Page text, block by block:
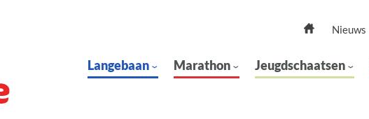
Nieuws
Langebaan Marathon Jeugdschaatsen